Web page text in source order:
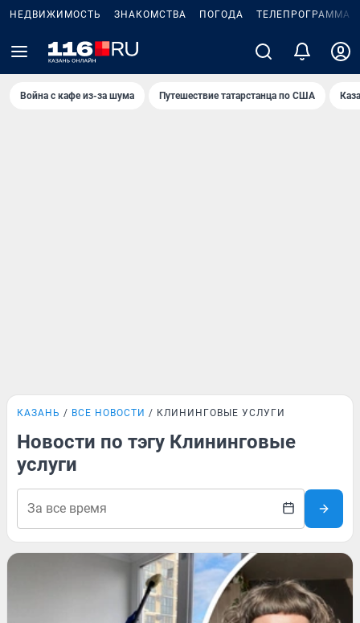
НЕДВИЖИМОСТЬ ЗНАКОМСТВА ПОГОДА ТЕЛЕПРОГРАММА
Война с кафе из-за шума Путешествие татарстанца по США
КАЗАНЬ ВСЕ НОВОСТИ КЛИНИНГОВЫЕ УСЛУГИ
Новости по тэгу Клининговые
услуги